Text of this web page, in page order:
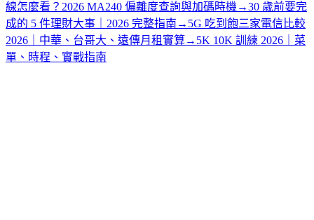
線怎麼看？2026 MA240 偏離度查詢與加碼時機 →30 歲前要完
成的 5 件理財大事｜2026 完整指南 → 5G 吃到飽三家電信比較
2026｜中華、台哥大、遠傳月租實算→ 5K 10K 訓練 2026｜菜
單、時程、實戰指南